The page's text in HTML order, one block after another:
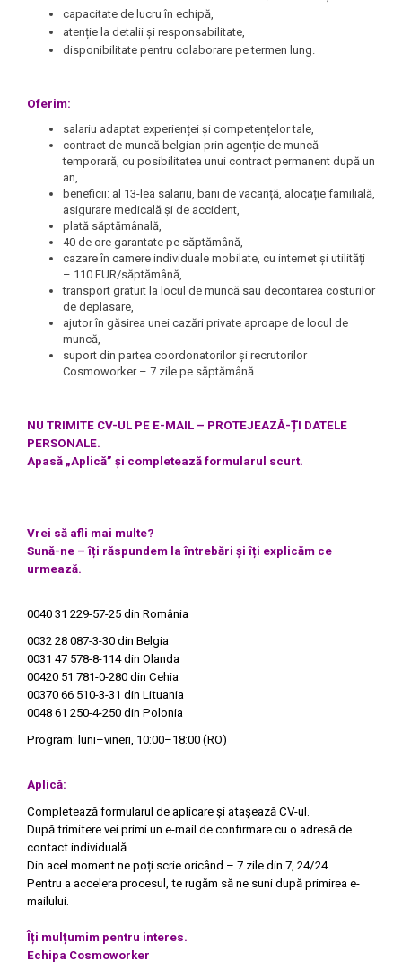
capacitate de lucru în echipă,
atenție la detalii și responsabilitate,
disponibilitate pentru colaborare pe termen lung.
Oferim:
salariu adaptat experienței și competențelor tale,
contract de muncă belgian prin agenție de muncă
temporară, cu posibilitatea unui contract permanent după un
an,
beneficii: al 13-lea salariu, bani de vacanță, alocație familială,
asigurare medicală și de accident,
plată săptămânală,
40 de ore garantate pe săptămână,
cazare în camere individuale mobilate, cu internet și utilități
– 110 EUR/săptămână,
transport gratuit la locul de muncă sau decontarea costurilor
de deplasare,
ajutor în găsirea unei cazări private aproape de locul de
muncă,
suport din partea coordonatorilor și recrutorilor
Cosmoworker – 7 zile pe săptămână.
NU TRIMITE CV-UL PE E-MAIL – PROTEJEAZĂ-ȚI DATELE
PERSONALE.
Apasă „Aplică” și completează formularul scurt.
------------------------------------------------
Vrei să afli mai multe?
Sună-ne – îți răspundem la întrebări și îți explicăm ce
urmează.
0040 31 229-57-25 din România
0032 28 087-3-30 din Belgia
0031 47 578-8-114din Olanda
00420 51 781-0-280 din Cehia
00370 66 510-3-31 din Lituania
0048 61 250-4-250 din Polonia
Program: luni–vineri, 10:00–18:00 (RO)
Aplică:
Completează formularul de aplicare și atașează CV-ul.
După trimitere vei primi un e-mail de confirmare cu o adresă de
contact individuală.
Din acel moment ne poți scrie oricând – 7 zile din 7, 24/24.
Pentru a accelera procesul, te rugăm să ne suni după primirea e-
mailului.
Îți mulțumim pentru interes.
Echipa Cosmoworker